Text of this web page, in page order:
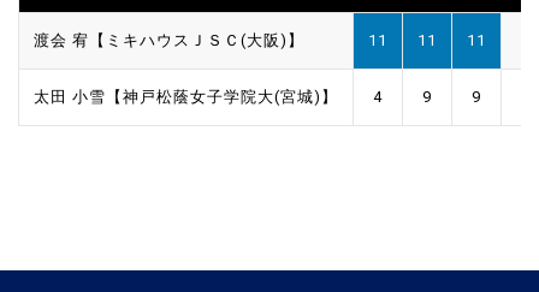
渡会 宥【ミキハウスＪＳＣ(大阪)】 11 11 11
太田 小雪【神戸松蔭女子学院大(宮城)】 4 9 9